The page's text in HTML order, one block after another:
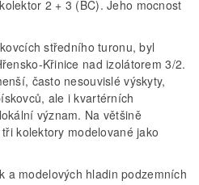
2 + 3 (BC). Jeho mocnost
středního turonu, byl
Křinice nad izolátorem 3/2.
často nesouvislé výskyty,
ale i kvartérních
význam. Na většině
kolektory modelované jako
a modelových hladin podzemních